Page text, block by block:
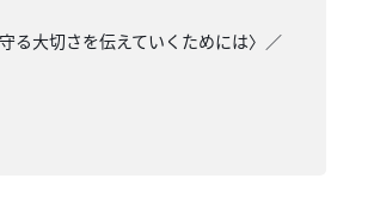
る大切さを伝えていくためには〉／